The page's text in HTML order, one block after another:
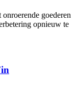
goederen
opnieuw te